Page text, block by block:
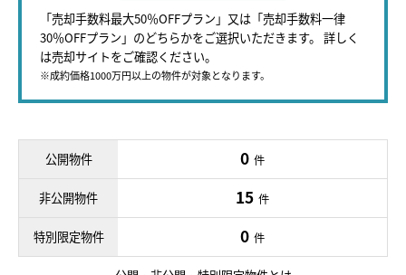
「売却手数料最大50％OFFプラン」又は「売却手数料一律
30％OFFプラン」のどちらかをご選択いただきます。 詳しく
は売却サイトをご確認ください。
※成約価格1000万円以上の物件が対象となります。
公開物件 0 件
非公開物件 15 件
特別限定物件 0 件